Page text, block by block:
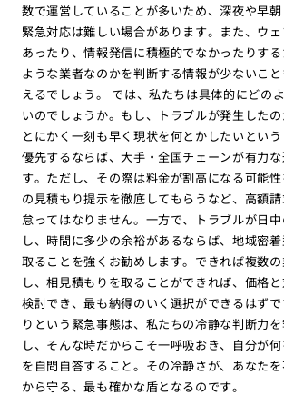
数で運営していることが多いため、深夜や早
緊急対応は難しい場合があります。また、ウ
あったり、情報発信に積極的でなかったりす
ような業者なのかを判断する情報が少ないこ
えるでしょう。 では、私たちは具体的にどの
いのでしょうか。もし、トラブルが発生したの
とにかく一刻も早く現状を何とかしたいとい
優先するならば、大手・全国チェーンが有力
す。ただし、その際は料金が割高になる可能
の見積もり提示を徹底してもらうなど、高額
怠ってはなりません。一方で、トラブルが日
し、時間に多少の余裕があるならば、地域密
取ることを強くお勧めします。できれば複数
し、相見積もりを取ることができれば、価格
検討でき、最も納得のいく選択ができるはず
りという緊急事態は、私たちの冷静な判断力
し、そんな時だからこそ一呼吸おき、自分が
を自問自答すること。その冷静さが、あなた
から守る、最も確かな盾となるのです。